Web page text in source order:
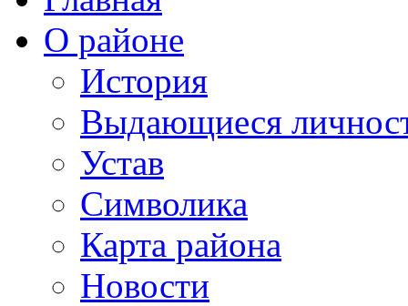
О районе
История
Выдающиеся
Устав
Символика
Карта района
Новости